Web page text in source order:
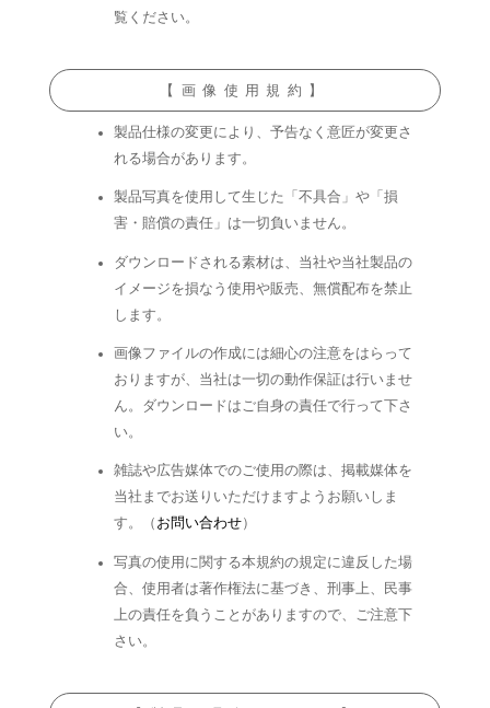
覧ください。
【画像使用規約】
製品仕様の変更により、予告なく意匠が変更さ
れる場合があります。
製品写真を使用して生じた「不具合」や「損
害・賠償の責任」は一切負いません。
ダウンロードされる素材は、当社や当社製品の
イメージを損なう使用や販売、無償配布を禁止
します。
画像ファイルの作成には細心の注意をはらって
おりますが、当社は一切の動作保証は行いませ
ん。ダウンロードはご自身の責任で行って下さ
い。
雑誌や広告媒体でのご使用の際は、掲載媒体を
当社までお送りいただけますようお願いしま
す。（ お問い合わせ）
写真の使用に関する本規約の規定に違反した場
合、使用者は著作権法に基づき、刑事上、民事
上の責任を負うことがありますので、ご注意下
さい。